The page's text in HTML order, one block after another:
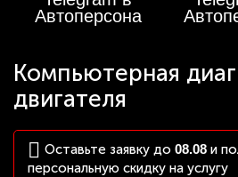
Компьютерная
двигателя
Оставьте заявку до 08.08 и
персональную скидку на услугу